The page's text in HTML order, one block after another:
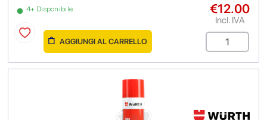
4+ Disponibile €12.00
Incl. IVA
AGGIUNGI AL CARRELLO